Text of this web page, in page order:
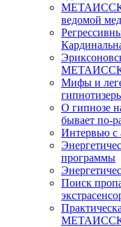
ведомой
Мифы и
О гипнозе
бывает по-
Интервью с
программы
Поиск